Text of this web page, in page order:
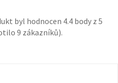
byl hodnocen 4.4body z 5
9 zákazníků).